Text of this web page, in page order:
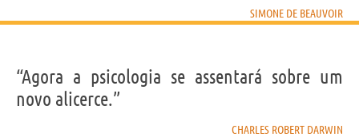
SIMONE DE BEAUVOIR
“Agora a psicologia se assentará sobre um
novo alicerce.”
CHARLES ROBERT DARWIN